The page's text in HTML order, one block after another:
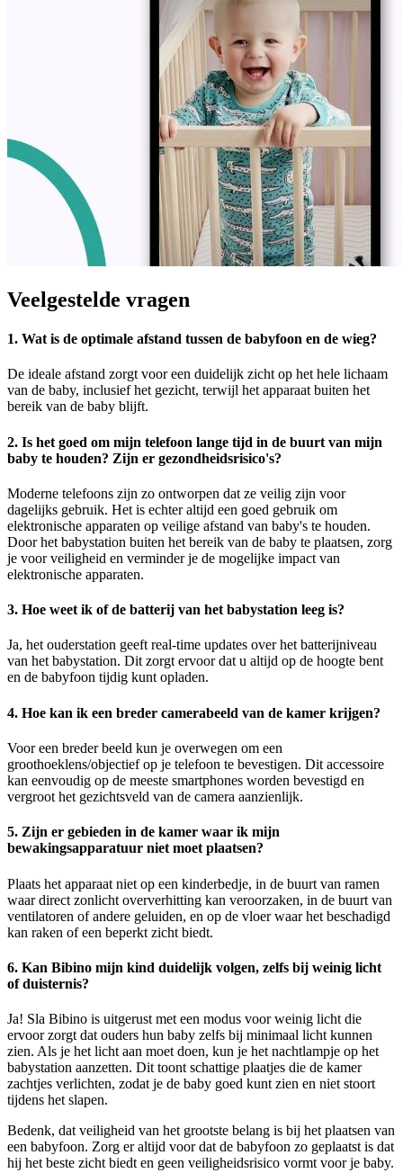
Veelgestelde vragen
1. Wat is de optimale afstand tussen de babyfoon en de wieg?
De ideale afstand zorgt voor een duidelijk zicht op het hele lichaam
van de baby, inclusief het gezicht, terwijl het apparaat buiten het
bereik van de baby blijft.
2. Is het goed om mijn telefoon lange tijd in de buurt van mijn
baby te houden? Zijn er gezondheidsrisico's?
Moderne telefoons zijn zo ontworpen dat ze veilig zijn voor
dagelijks gebruik. Het is echter altijd een goed gebruik om
elektronische apparaten op veilige afstand van baby's te houden.
Door het babystation buiten het bereik van de baby te plaatsen, zorg
je voor veiligheid en verminder je de mogelijke impact van
elektronische apparaten.
3. Hoe weet ik of de batterij van het babystation leeg is?
Ja, het ouderstation geeft real-time updates over het batterijniveau
van het babystation. Dit zorgt ervoor dat u altijd op de hoogte bent
en de babyfoon tijdig kunt opladen.
4. Hoe kan ik een breder camerabeeld van de kamer krijgen?
Voor een breder beeld kun je overwegen om een
groothoeklens/objectief op je telefoon te bevestigen. Dit accessoire
kan eenvoudig op de meeste smartphones worden bevestigd en
vergroot het gezichtsveld van de camera aanzienlijk.
5. Zijn er gebieden in de kamer waar ik mijn
bewakingsapparatuur niet moet plaatsen?
Plaats het apparaat niet op een kinderbedje, in de buurt van ramen
waar direct zonlicht oververhitting kan veroorzaken, in de buurt van
ventilatoren of andere geluiden, en op de vloer waar het beschadigd
kan raken of een beperkt zicht biedt.
6. Kan Bibino mijn kind duidelijk volgen, zelfs bij weinig licht
of duisternis?
Ja! Sla Bibino is uitgerust met een modus voor weinig licht die
ervoor zorgt dat ouders hun baby zelfs bij minimaal licht kunnen
zien. Als je het licht aan moet doen, kun je het nachtlampje op het
babystation aanzetten. Dit toont schattige plaatjes die de kamer
zachtjes verlichten, zodat je de baby goed kunt zien en niet stoort
tijdens het slapen.
Bedenk, dat veiligheid van het grootste belang is bij het plaatsen van
een babyfoon. Zorg er altijd voor dat de babyfoon zo geplaatst is dat
hij het beste zicht biedt en geen veiligheidsrisico vormt voor je baby.